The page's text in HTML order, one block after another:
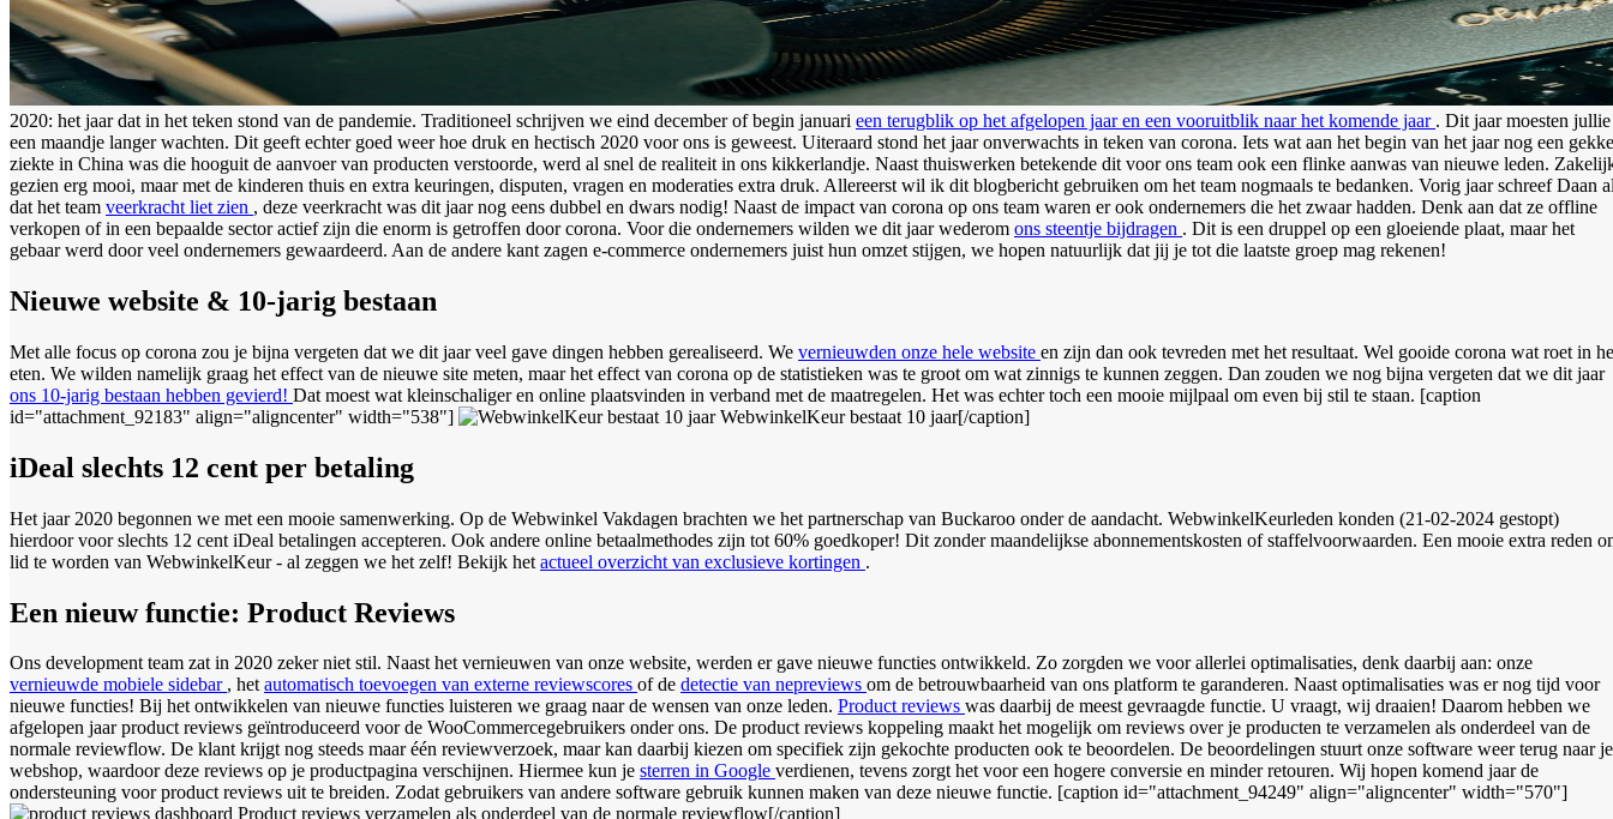
2020: het jaar dat in het teken stond van de pandemie. Traditioneel schrijven we eind december of begin januari een terugblik op het afgelopen jaar en een vooruitblik naar het komende jaar . Dit jaar moesten jullie
een maandje langer wachten. Dit geeft echter goed weer hoe druk en hectisch 2020 voor ons is geweest. Uiteraard stond het jaar onverwachts in teken van corona. Iets wat aan het begin van het jaar nog een gekke
ziekte in China was die hooguit de aanvoer van producten verstoorde, werd al snel de realiteit in ons kikkerlandje. Naast thuiswerken betekende dit voor ons team ook een flinke aanwas van nieuwe leden.
gezien erg mooi, maar met de kinderen thuis en extra keuringen, disputen, vragen en moderaties extra druk. Allereerst wil ik dit blogbericht gebruiken om het team nogmaals te bedanken. Vorig jaar schreef Daan
dat het team veerkracht liet zien , deze veerkracht was dit jaar nog eens dubbel en dwars nodig! Naast de impact van corona op ons team waren er ook ondernemers die het zwaar hadden. Denk aan dat ze offline
verkopen of in een bepaalde sector actief zijn die enorm is getroffen door corona. Voor die ondernemers wilden we dit jaar wederom ons steentje bijdragen . Dit is een druppel op een gloeiende plaat, maar het
gebaar werd door veel ondernemers gewaardeerd. Aan de andere kant zagen e-commerce ondernemers juist hun omzet stijgen, we hopen natuurlijk dat jij je tot die laatste groep mag rekenen!
Nieuwe website & 10-jarig bestaan
Met alle focus op corona zou je bijna vergeten dat we dit jaar veel gave dingen hebben gerealiseerd. We vernieuwden onze hele website en zijn dan ook tevreden met het resultaat. Wel gooide corona wat roet in
eten. We wilden namelijk graag het effect van de nieuwe site meten, maar het effect van corona op de statistieken was te groot om wat zinnigs te kunnen zeggen. Dan zouden we nog bijna vergeten dat we dit jaar
ons 10-jarig bestaan hebben gevierd! Dat moest wat kleinschaliger en online plaatsvinden in verband met de maatregelen. Het was echter toch een mooie mijlpaal om even bij stil te staan. [caption
id="attachment_92183" align="aligncenter" width="538"]
WebwinkelKeur bestaat 10 jaar[/caption]
iDeal slechts 12 cent per betaling
Het jaar 2020 begonnen we met een mooie samenwerking. Op de Webwinkel Vakdagen brachten we het partnerschap van Buckaroo onder de aandacht. WebwinkelKeurleden konden (21-02-2024 gestopt)
hierdoor voor slechts 12 cent iDeal betalingen accepteren. Ook andere online betaalmethodes zijn tot 60% goedkoper! Dit zonder maandelijkse abonnementskosten of staffelvoorwaarden. Een mooie extra reden
lid te worden van WebwinkelKeur - al zeggen we het zelf! Bekijk het actueel overzicht van exclusieve kortingen .
Een nieuw functie: Product Reviews
Ons development team zat in 2020 zeker niet stil. Naast het vernieuwen van onze website, werden er gave nieuwe functies ontwikkeld. Zo zorgden we voor allerlei optimalisaties, denk daarbij aan: onze
vernieuwde mobiele sidebar , hetautomatisch toevoegen van externe reviewscores of de detectie van nepreviews om de betrouwbaarheid van ons platform te garanderen. Naast optimalisaties was er nog tijd voor
nieuwe functies! Bij het ontwikkelen van nieuwe functies luisteren we graag naar de wensen van onze leden. Product reviews was daarbij de meest gevraagde functie. U vraagt, wij draaien! Daarom hebben we
afgelopen jaar product reviews geïntroduceerd voor de WooCommercegebruikers onder ons. De product reviews koppeling maakt het mogelijk om reviews over je producten te verzamelen als onderdeel van de
normale reviewflow. De klant krijgt nog steeds maar één reviewverzoek, maar kan daarbij kiezen om specifiek zijn gekochte producten ook te beoordelen. De beoordelingen stuurt onze software weer terug naar je
webshop, waardoor deze reviews op je productpagina verschijnen. Hiermee kun je sterren in Google verdienen, tevens zorgt het voor een hogere conversie en minder retouren. Wij hopen komend jaar de
ondersteuning voor product reviews uit te breiden. Zodat gebruikers van andere software gebruik kunnen maken van deze nieuwe functie. [caption id="attachment_94249" align="aligncenter" width="570"]
Product reviews verzamelen als onderdeel van de normale reviewflow[/caption]